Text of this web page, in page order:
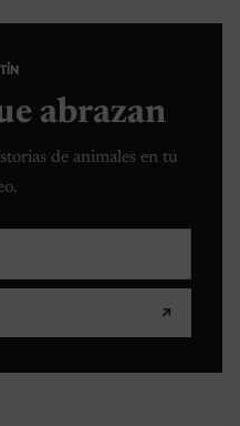
abrazan
de animales en tu
↗